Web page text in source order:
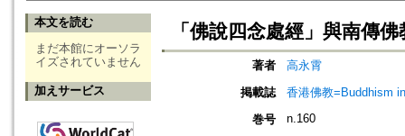
本文を読む
まだ本館にオーソラ
イズされていません
加えサービス
「佛說四念處經」與南傳佛
著者
高永霄
掲載誌
香港佛教=Buddhism
巻号
n.160